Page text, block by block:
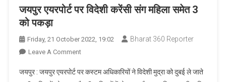
जयपुर एयरपोर्ट पर विदेशी करेंसी संग महिला समेत 3
को पकड़ा
Friday, 21 October 2022, 19:02 Bharat 360 Reporter
Leave A CommentOn
एयरपोर्ट
जयपुर : जयपुर एयरपोर्ट पर कस्टम अधिकारियों ने विदेशी मुद्रा को दुबई ले जाते